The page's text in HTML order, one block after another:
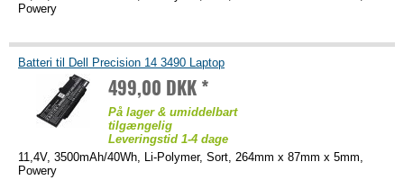
Powery
Batteri til Dell Precision 14 3490 Laptop
499,00 DKK *
På lager & umiddelbart
tilgængelig
Leveringstid 1-4 dage
11,4V, 3500mAh/40Wh, Li-Polymer, Sort, 264mm x 87mm x 5mm,
Powery